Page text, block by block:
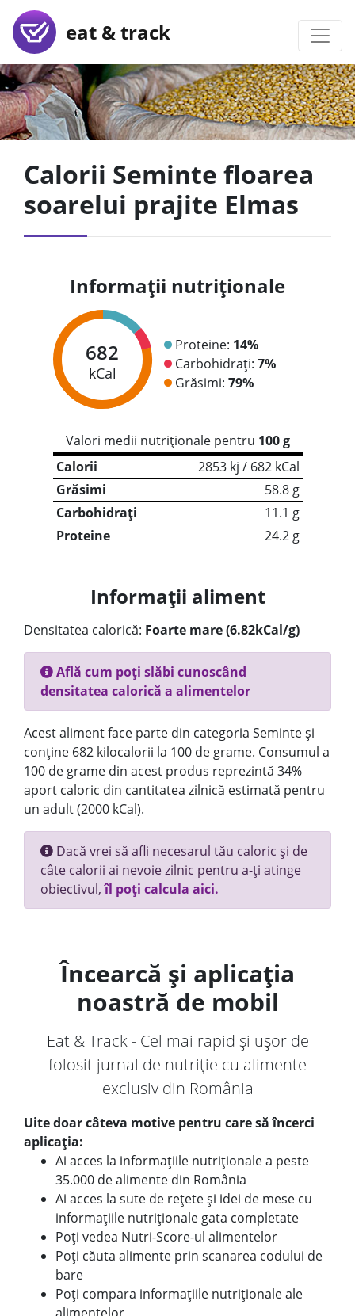
eat & track
Calorii Seminte floarea
soarelui prajite Elmas
Informații nutriționale
682
kCal
Proteine: 14%
Carbohidrați: 7%
Grăsimi: 79%
Valori medii nutriționale pentru 100 g
Calorii
2853 kj / 682 kCal
Grăsimi
58.8 g
Carbohidrați
11.1 g
Proteine
24.2 g
Informații aliment
Densitatea calorică: Foarte mare (6.82kCal/g)
Află cum poți slăbi cunoscând
densitatea calorică a alimentelor
Acest aliment face parte din categoria Seminte și
conține 682 kilocalorii la 100 de grame. Consumul a
100 de grame din acest produs reprezintă 34%
aport caloric din cantitatea zilnică estimată pentru
un adult (2000 kCal).
Dacă vrei să afli necesarul tău caloric și de
câte calorii ai nevoie zilnic pentru a-ți atinge
obiectivul,îl poți calcula aici.
Încearcă și aplicația
noastră de mobil
Eat & Track - Cel mai rapid și ușor de
folosit jurnal de nutriție cu alimente
exclusiv din România
Uite doar câteva motive pentru care să încerci
aplicația:
Ai acces la informațiile nutriționale a peste
35.000 de alimente din România
Ai acces la sute de rețete și idei de mese cu
informațiile nutriționale gata completate
Poți vedea Nutri-Score-ul alimentelor
Poți căuta alimente prin scanarea codului de
bare
Poți compara informațiile nutriționale ale